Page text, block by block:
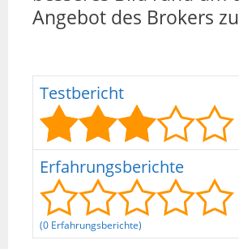
Angebot des Brokers
Testbericht
Erfahrungsberichte
(0 Erfahrungsberichte)